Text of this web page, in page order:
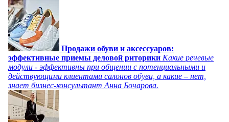
Продажи обуви и аксессуаров:
эффективные приемы деловой риторики Какие речевые
модули - эффективны при общении с потенциальными и
действующими клиентами салонов обуви, а какие – нет,
знает бизнес-консультант Анна Бочарова.